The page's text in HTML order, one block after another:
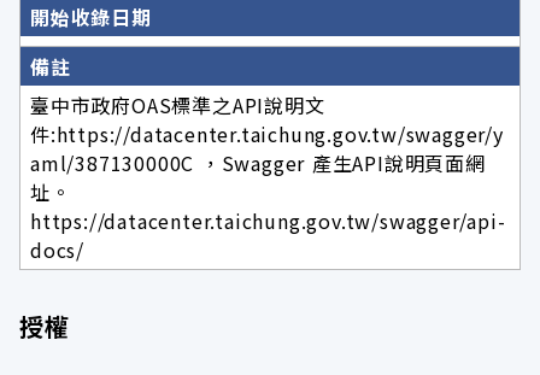
開始收錄日期
備註
臺中市政府OAS標準之API說明文
件:https://datacenter.taichung.gov.tw/swagger/y
aml/387130000C ，Swagger 產生API說明頁面網
址。
https://datacenter.taichung.gov.tw/swagger/api-
docs/
授權